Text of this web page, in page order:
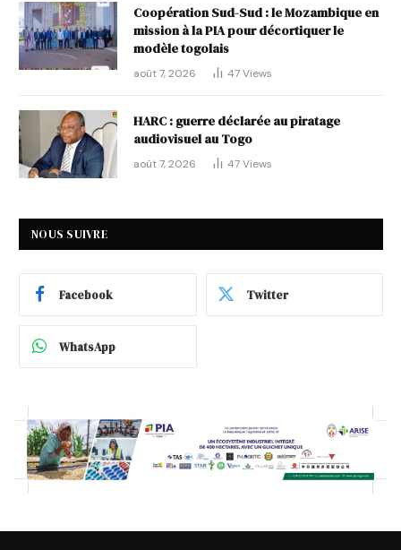
Coopération Sud-Sud : le Mozambique en
mission à la PIA pour décortiquer le
modèle togolais
août 7, 2026 47Views
HARC : guerre déclarée au piratage
audiovisuel au Togo
août 7, 2026 47Views
NOUS SUIVRE
Facebook Twitter
WhatsApp